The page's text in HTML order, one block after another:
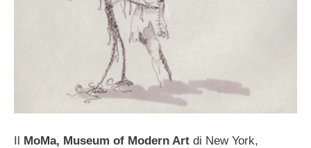
Il MoMa, Museum of Modern Art di New York,